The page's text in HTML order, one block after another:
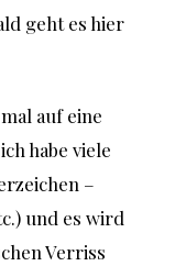
geht es hier
auf eine
habe viele
–
und es wird
Verriss